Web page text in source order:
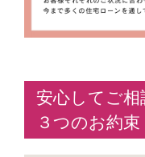
安心してご相
３つのお約束